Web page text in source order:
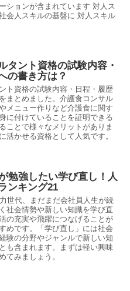
ションが含まれています 対人ス
会人スキルの基盤に 対人スキル
タント資格の試験内容・
の書き方は？
ト資格の試験内容・日程・履歴
まとめました。介護食コンサル
メニュー作りなど介護食に関す
に付けていることを証明できる
ことで様々なメリットがありま
活かせる資格として人気です。
勉強したい学び直し！人
ンキング21
世代、まだまだ会社員人生が続
社会情勢や新しい知識を学び直
の充実や飛躍につなげることが
めです。「学び直し」には社会
験の分野やジャンルで新しい知
も含まれます。まずは軽い興味
てみましょう。